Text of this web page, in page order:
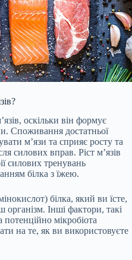
оскільки він формує
Споживання достатньої
м’язи та сприяє росту та
силових вправ. Ріст м’язів
силових тренувань
білка з їжею.
білка, який ви їсте,
організм. Інші фактори, такі
потенційно мікробіота
на те, як ви використовуєте